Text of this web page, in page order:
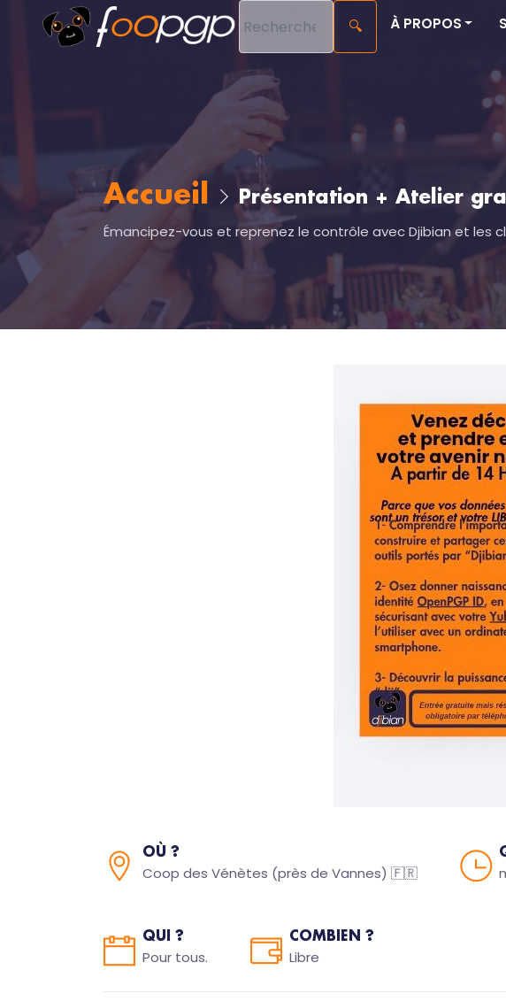
🔍 À PROPOS
Accueil Présentation + Atelier
Émancipez-vous et reprenez le contrôle avec Djibian et les
OÙ ?
Coop des Vénètes (près de Vannes) 🇫🇷
QUI ?
Pour tous.
COMBIEN ?
Libre